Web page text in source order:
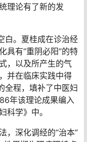
理论有了新的发
白。夏桂成在诊治经
具有“重阴必阳”的特
，以及所产生的气
并在临床实践中得
全程，填补了中医妇
年该理论成果编入
科学》中。
，深化调经的“治本”